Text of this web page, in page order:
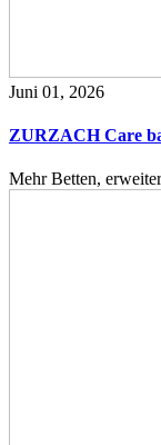
Juni 01, 2026
ZURZACH Care
Mehr Betten,